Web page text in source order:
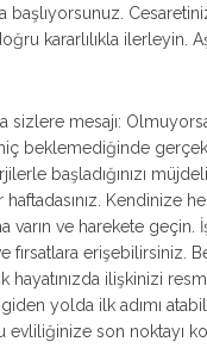
başlıyorsunuz.
kararlılıkla ilerleyin.
sizlere mesajı:
beklemediğinde
başladığınızı
haftadasınız. Kendinize
varın ve harekete
fırsatlara erişebilirsiniz.
hayatınızda ilişkinizi
yolda ilk adımı
son noktayı